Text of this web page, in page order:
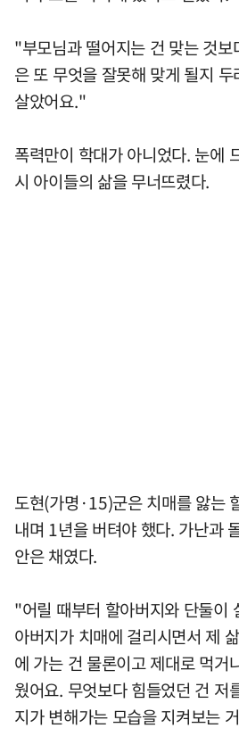
"부모님과 떨어지는 건 맞는 것보
은 또 무엇을 잘못해 맞게 될지
살았어요."
폭력만이 학대가 아니었다. 눈에
시 아이들의 삶을 무너뜨렸다.
도현(가명·15)군은 치매를 앓는
내며 1년을 버텨야 했다. 가난과
안은 채였다.
"어릴 때부터 할아버지와 단둘이
아버지가 치매에 걸리시면서 제
에 가는 건 물론이고 제대로 먹거
웠어요. 무엇보다 힘들었던 건 저
지가 변해가는 모습을 지켜보는